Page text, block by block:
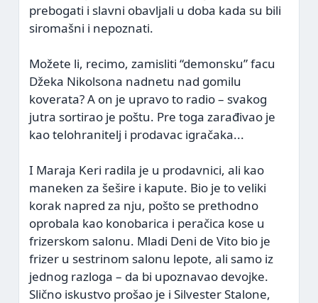
prebogati i slavni obavljali u doba kada su bili
siromašni i nepoznati.
Možete li, recimo, zamisliti “demonsku” facu
Džeka Nikolsona nadnetu nad gomilu
koverata? A on je upravo to radio – svakog
jutra sortirao je poštu. Pre toga zarađivao je
kao telohranitelj i prodavac igračaka...
I Maraja Keri radila je u prodavnici, ali kao
maneken za šešire i kapute. Bio je to veliki
korak napred za nju, pošto se prethodno
oprobala kao konobarica i peračica kose u
frizerskom salonu. Mladi Deni de Vito bio je
frizer u sestrinom salonu lepote, ali samo iz
jednog razloga – da bi upoznavao devojke.
Slično iskustvo prošao je i Silvester Stalone,